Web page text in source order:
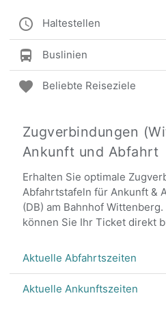
Haltestellen
Buslinien
Beliebte Reiseziele
Zugverbindungen
Ankunft und Abfahrt
Erhalten Sie optimale
Abfahrtstafeln für Ankunft &
(DB) am Bahnhof
können Sie Ihr Ticket direkt
Aktuelle Abfahrtszeiten
Aktuelle Ankunftszeiten